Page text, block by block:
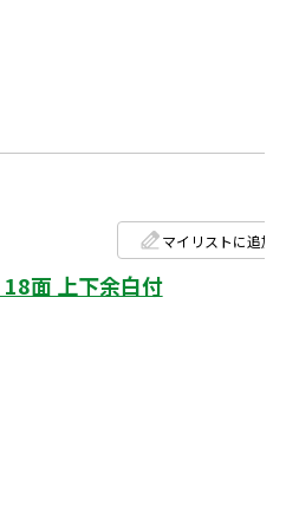
面 上下余白付
マイリストに追加